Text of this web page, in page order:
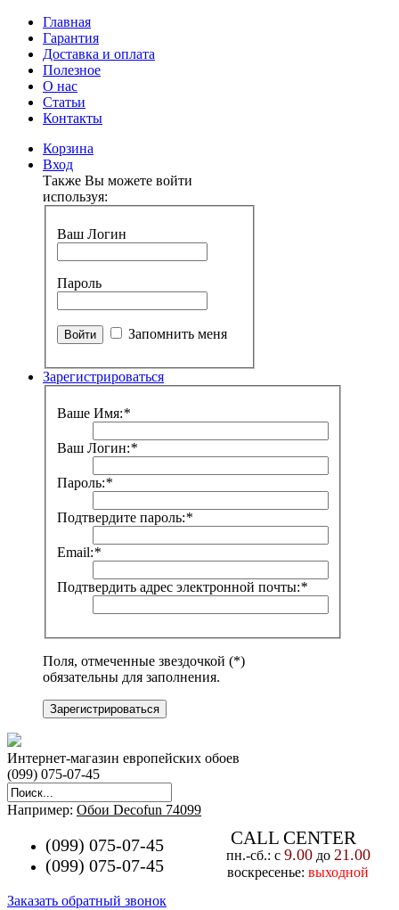
Главная
Гарантия
Доставка и оплата
Полезное
О нас
Статьи
Контакты
Корзина
Вход
Также Вы можете войти
используя:
Ваш Логин
Пароль
Запомнить меня
Зарегистрироваться
Ваше Имя:*
Ваш Логин:*
Пароль:*
Подтвердите пароль:*
Email:*
Подтвердить адрес электронной почты:*
Поля, отмеченные звездочкой (*)
обязательны для заполнения.
Зарегистрироваться
Интернет-магазин европейских обоев
(099) 075-07-45
Например: Обои Decofun 74099
(099) 075-07-45
(099) 075-07-45
CALL CENTER
пн.-cб.: с 9.00до 21.00
воскресенье: выходной
Заказать обратный звонок